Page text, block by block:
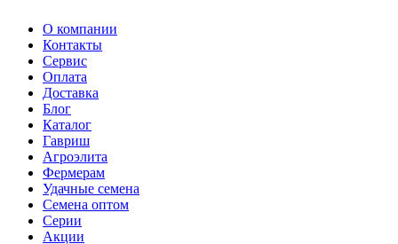
О компании
Контакты
Сервис
Оплата
Доставка
Блог
Каталог
Гавриш
Агроэлита
Фермерам
Удачные семена
Семена оптом
Серии
Акции